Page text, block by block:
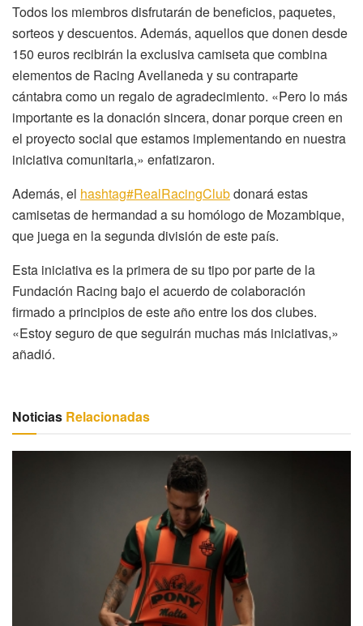
Todos los miembros disfrutarán de beneficios, paquetes,
sorteos y descuentos. Además, aquellos que donen desde
150 euros recibirán la exclusiva camiseta que combina
elementos de Racing Avellaneda y su contraparte
cántabra como un regalo de agradecimiento. «Pero lo más
importante es la donación sincera, donar porque creen en
el proyecto social que estamos implementando en nuestra
iniciativa comunitaria,» enfatizaron.
Además, el hashtag#RealRacingClubdonará estas
camisetas de hermandad a su homólogo de Mozambique,
que juega en la segunda división de este país.
Esta iniciativa es la primera de su tipo por parte de la
Fundación Racing bajo el acuerdo de colaboración
firmado a principios de este año entre los dos clubes.
«Estoy seguro de que seguirán muchas más iniciativas,»
añadió.
Noticias Relacionadas